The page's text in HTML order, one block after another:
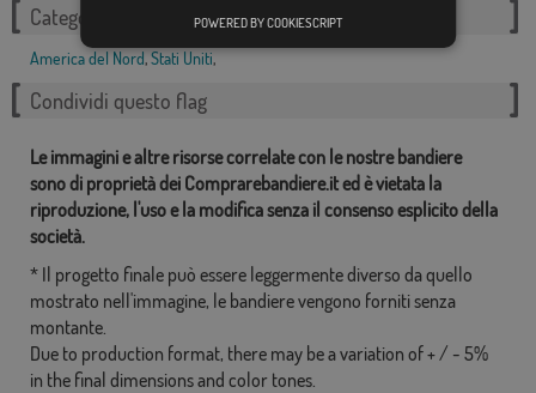
Categorie correlate:
America del Nord,Stati Uniti,
Condividi questo flag
Le immagini e altre risorse correlate con le nostre bandiere
sono di proprietà dei Comprarebandiere.it ed è vietata la
riproduzione, l'uso e la modifica senza il consenso esplicito della
società.
* Il progetto finale può essere leggermente diverso da quello
mostrato nell'immagine, le bandiere vengono forniti senza
montante.
Due to production format, there may be a variation of + / - 5%
in the final dimensions and color tones.
POWERED BY COOKIESCRIPT